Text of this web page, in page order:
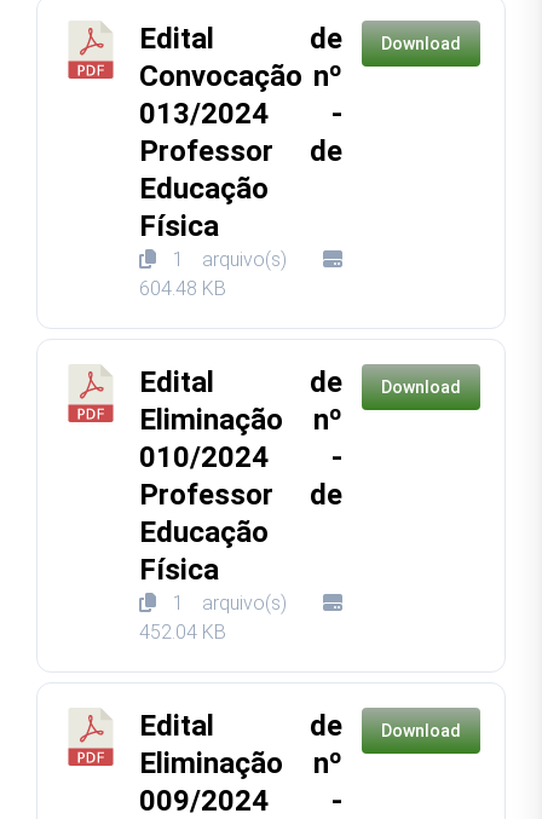
Edital de
Convocação nº
013/2024 -
Professor de
Educação
Física
1 arquivo(s)
604.48 KB
Download
Edital de
Eliminação nº
010/2024 -
Professor de
Educação
Física
1 arquivo(s)
452.04 KB
Download
Edital de
Eliminação nº
009/2024 -
Download